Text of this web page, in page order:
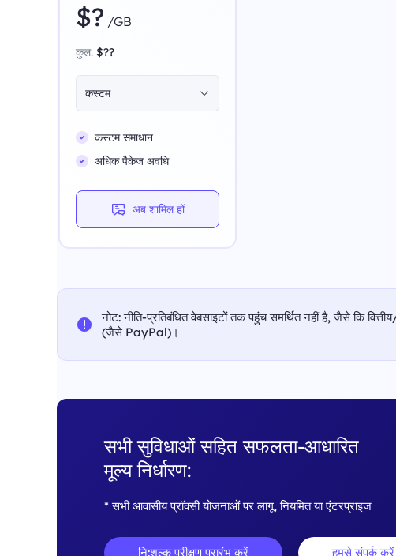
$? /GB
कुल: $??
कस्टम
कस्टम समाधान
अधिक पैकेज अवधि
अब शामिल हों
नोट: नीति-प्रतिबंधित वेबसाइटों तक पहुंच समर्थित नहीं है, जैसे कि
(जैसे PayPal)।
सभी सुविधाओं सहित सफलता-आधारित
मूल्य निर्धारण:
* सभी आवासीय प्रॉक्सी योजनाओं पर लागू, नियमित या एंटरप्राइज
नि:शुल्क परीक्षण प्रारंभ करें हमसे संपर्क करें